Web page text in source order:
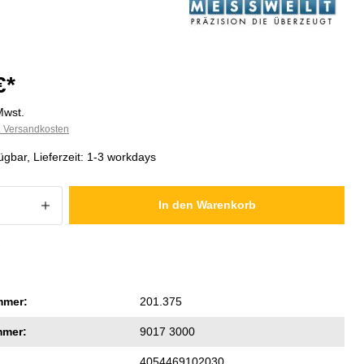
Versandkosten
Lieferzeit: 1-3 workdays
Anzahl: Gib den gewünschten Wert
In den Warenkorb
201.375
9017 3000
4054469102030